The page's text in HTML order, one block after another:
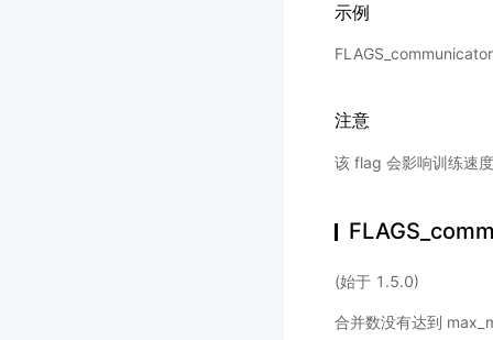
示例
注意
该 flag 会影响训练速
(始于 1.5.0)
合并数没有达到